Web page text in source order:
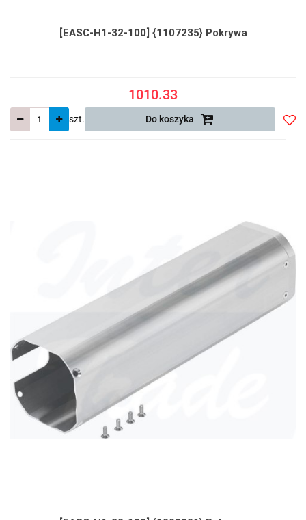
[EASC-H1-32-100] {1107235} Pokrywa
1010.33
szt. Do koszyka